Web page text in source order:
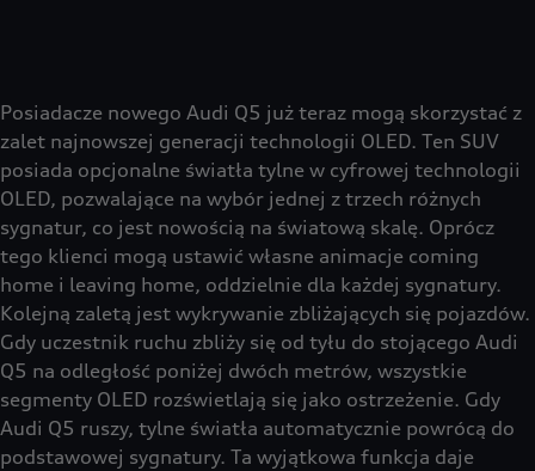
Posiadacze nowego Audi Q5 już teraz mogą skorzystać z
zalet najnowszej generacji technologii OLED. Ten SUV
posiada opcjonalne światła tylne w cyfrowej technologii
OLED, pozwalające na wybór jednej z trzech różnych
sygnatur, co jest nowością na światową skalę. Oprócz
tego klienci mogą ustawić własne animacje coming
home i leaving home, oddzielnie dla każdej sygnatury.
Kolejną zaletą jest wykrywanie zbliżających się pojazdów.
Gdy uczestnik ruchu zbliży się od tyłu do stojącego Audi
Q5 na odległość poniżej dwóch metrów, wszystkie
segmenty OLED rozświetlają się jako ostrzeżenie. Gdy
Audi Q5 ruszy, tylne światła automatycznie powrócą do
podstawowej sygnatury. Ta wyjątkowa funkcja daje